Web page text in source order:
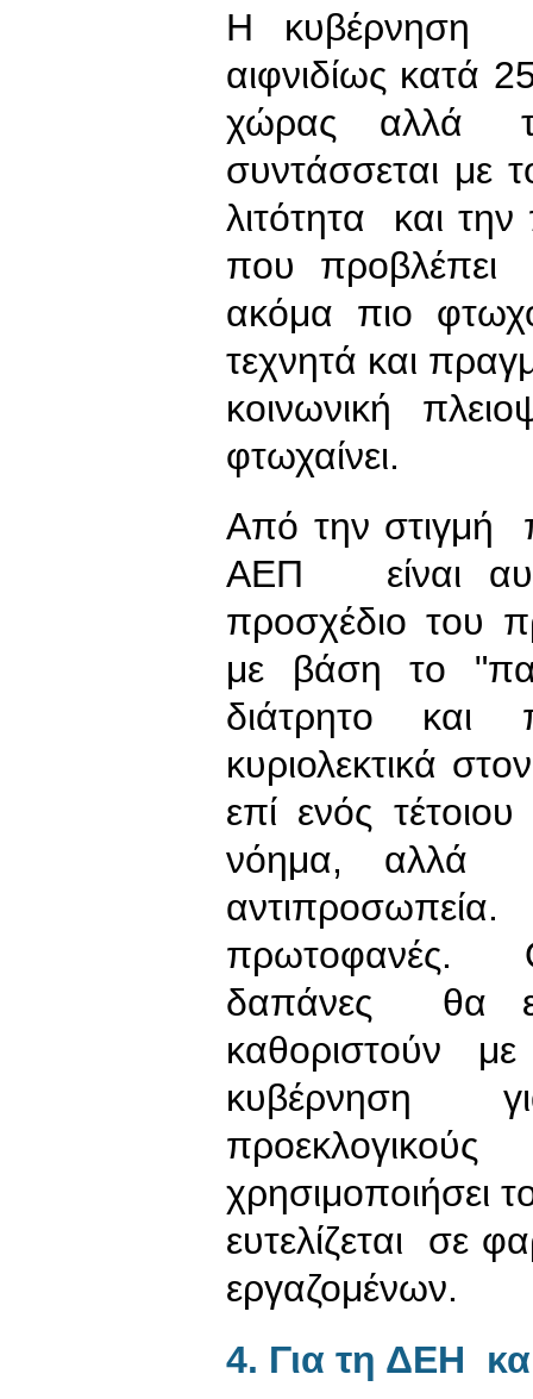
Η κυβέρνηση
αιφνιδίως κατά
χώρας αλλά το
συντάσσεται με
λιτότητα και
που προβλέπει
ακόμα πιο
τεχνητά και
κοινωνική
φτωχαίνει.
Από την στιγμή
ΑΕΠ είναι
προσχέδιο του
με βάση το
διάτρητο και
κυριολεκτικά
επί ενός
νόημα, αλλά
αντιπροσωπεία.
πρωτοφανές.
δαπάνες θα
καθοριστούν
κυβέρνηση
χρησιμοποιήσει
ευτελίζεται σε
εργαζομένων.
4. Για τη ΔΕΗ